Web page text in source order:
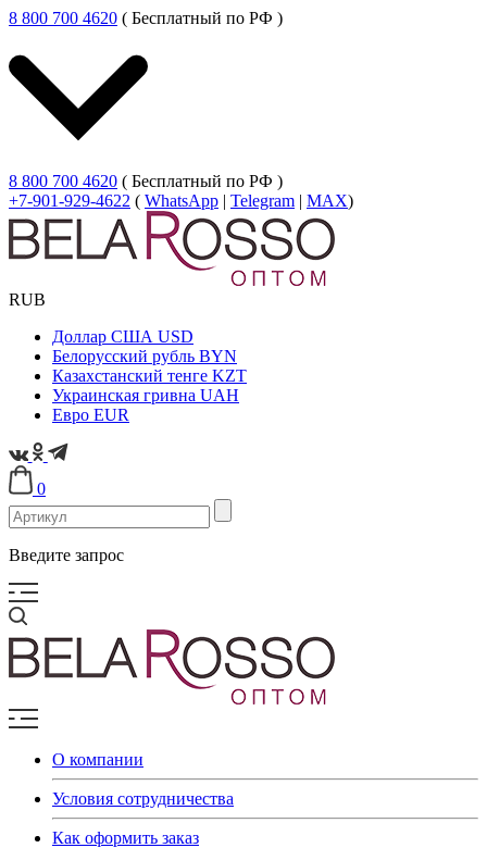
8 800 700 4620 ( Бесплатный по РФ )
8 800 700 4620 ( Бесплатный по РФ )
+7-901-929-4622 ( WhatsApp | Telegram | MAX)
RUB
Доллар США USD
Белорусский рубль BYN
Казахстанский тенге KZT
Украинская гривна UAH
Евро EUR
0
Введите запрос
О компании
Условия сотрудничества
Как оформить заказ